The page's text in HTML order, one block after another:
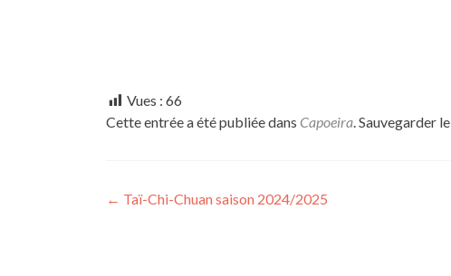
Vues : 66
Cette entrée a été publiée dans Capoeira. Sauvegarder le
Navigation
← Taï-Chi-Chuan saison 2024/2025